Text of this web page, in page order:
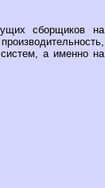
сборщиков на
а именно на